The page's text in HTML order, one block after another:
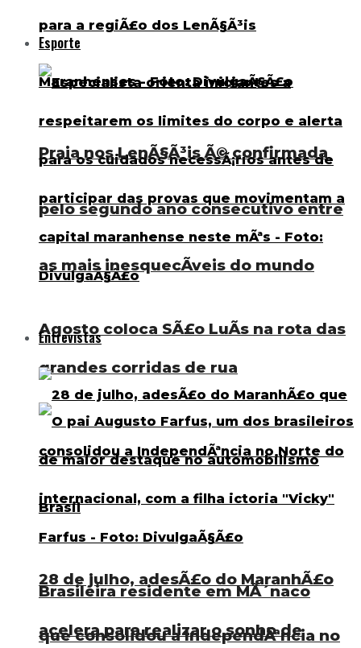
Esporte
Agosto coloca SÃ£o LuÃ­s na rota das
grandes corridas de rua
Brasileira residente em MÃ´naco
acelera para realizar o sonho de
Praia nos LenÃ§Ã³is Ã© confirmada
pelo segundo ano consecutivo entre
as mais inesquecÃ­veis do mundo
Entrevistas
28 de julho, adesÃ£o do MaranhÃ£o
que consolidou a IndependÃªncia no